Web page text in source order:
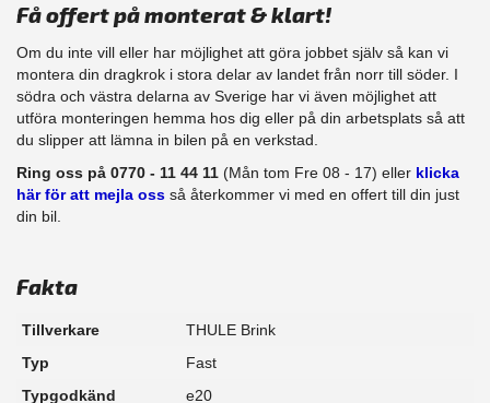
Få offert på monterat & klart!
Om du inte vill eller har möjlighet att göra jobbet själv så kan vi
montera din dragkrok i stora delar av landet från norr till söder. I
södra och västra delarna av Sverige har vi även möjlighet att
utföra monteringen hemma hos dig eller på din arbetsplats så att
du slipper att lämna in bilen på en verkstad.
Ring oss på 0770 - 11 44 11 (Mån tom Fre 08 - 17) eller klicka
här för att mejla oss så återkommer vi med en offert till din just
din bil.
Fakta
Tillverkare
THULE Brink
Typ
Fast
Typgodkänd
e20